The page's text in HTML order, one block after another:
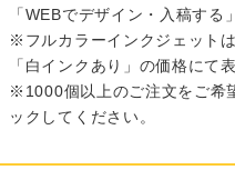
「WEBでデザイン・入稿する
※フルカラーインクジェット
「白インクあり」の価格にて
※1000個以上のご注文をご希
ックしてください。